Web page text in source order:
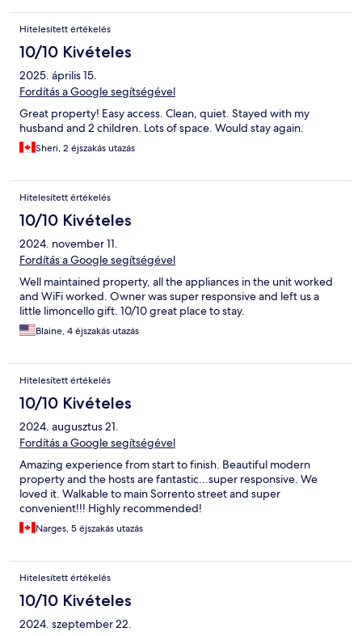
Hitelesített értékelés
10/10 Kivételes
2025. április 15.
Fordítás a Google segítségével
Great property! Easy access. Clean, quiet. Stayed with my
husband and 2 children. Lots of space. Would stay again.
Sheri, 2 éjszakás utazás
Hitelesített értékelés
10/10 Kivételes
2024. november 11.
Fordítás a Google segítségével
Well maintained property, all the appliances in the unit worked
and WiFi worked. Owner was super responsive and left us a
little limoncello gift. 10/10 great place to stay.
Blaine, 4 éjszakás utazás
Hitelesített értékelés
10/10 Kivételes
2024. augusztus 21.
Fordítás a Google segítségével
Amazing experience from start to finish. Beautiful modern
property and the hosts are fantastic...super responsive. We
loved it. Walkable to main Sorrento street and super
convenient!!! Highly recommended!
Narges, 5 éjszakás utazás
Hitelesített értékelés
10/10 Kivételes
2024. szeptember 22.